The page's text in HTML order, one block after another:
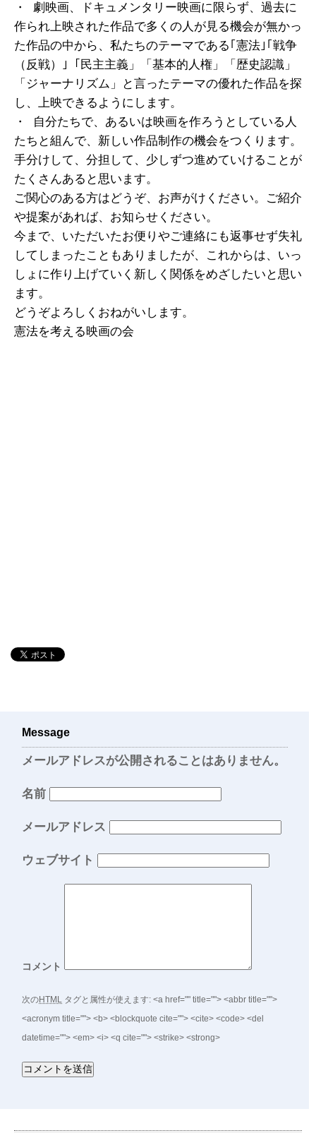
・ 劇映画、ドキュメンタリー映画に限らず、過去に
作られ上映された作品で多くの人が見る機会が無かっ
た作品の中から、私たちのテーマである｢憲法｣｢戦争
（反戦）｣「民主主義」「基本的人権」「歴史認識」
「ジャーナリズム」と言ったテーマの優れた作品を探
し、上映できるようにします。
・ 自分たちで、あるいは映画を作ろうとしている人
たちと組んで、新しい作品制作の機会をつくります。
手分けして、分担して、少しずつ進めていけることが
たくさんあると思います。
ご関心のある方はどうぞ、お声がけください。ご紹介
や提案があれば、お知らせください。
今まで、いただいたお便りやご連絡にも返事せず失礼
してしまったこともありましたが、これからは、いっ
しょに作り上げていく新しく関係をめざしたいと思い
ます。
どうぞよろしくおねがいします。
憲法を考える映画の会
Message
メールアドレスが公開されることはありません。
名前
メールアドレス
ウェブサイト
コメント
次のHTML タグと属性が使えます: <a href="" title=""> <abbr title="">
<acronym title=""> <b> <blockquote cite=""> <cite> <code> <del
datetime=""> <em> <i> <q cite=""> <strike> <strong>